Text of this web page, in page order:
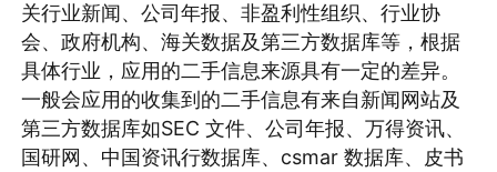
关行业新闻、公司年报、非盈利性组织、行业协
会、政府机构、海关数据及第三方数据库等，根据
具体行业，应用的二手信息来源具有一定的差异。
一般会应用的收集到的二手信息有来自新闻网站及
第三方数据库如SEC 文件、公司年报、万得资讯、
国研网、中国资讯行数据库、csmar 数据库、皮书